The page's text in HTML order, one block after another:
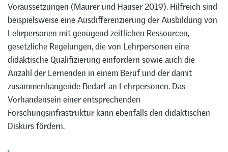
Voraussetzungen (Maurer und Hauser 2019). Hilfreich sind
beispielsweise eine Ausdifferenzierung der Ausbildung von
Lehrpersonen mit genügend zeitlichen Ressourcen,
gesetzliche Regelungen, die von Lehrpersonen eine
didaktische Qualifizierung einfordern sowie auch die
Anzahl der Lernenden in einem Beruf und der damit
zusammenhängende Bedarf an Lehrpersonen. Das
Vorhandensein einer entsprechenden
Forschungsinfrastruktur kann ebenfalls den didaktischen
Diskurs fördern.